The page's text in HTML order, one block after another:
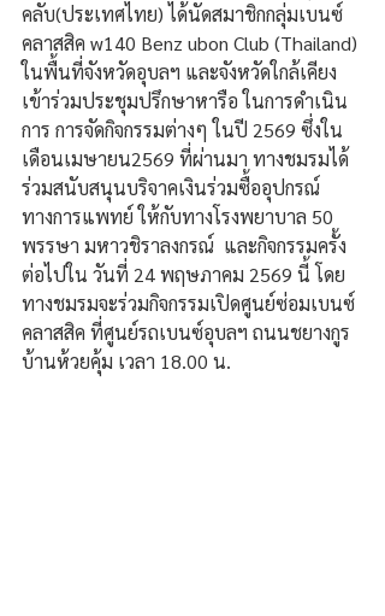
คลับ(ประเทศไทย) ได้นัดสมาชิกกลุ่มเบนซ์
คลาสสิค w140 Benz ubon Club (Thailand)
ในพื้นที่จังหวัดอุบลฯ และจังหวัดใกล้เคียง
เข้าร่วมประชุมปรึกษาหารือ ในการดำเนิน
การ การจัดกิจกรรมต่างๆ ในปี 2569 ซึ่งใน
เดือนเมษายน2569 ที่ผ่านมา ทางชมรมได้
ร่วมสนับสนุนบริจาคเงินร่วมซื้ออุปกรณ์
ทางการแพทย์ ให้กับทางโรงพยาบาล 50
พรรษา มหาวชิราลงกรณ์  และกิจกรรมครั้ง
ต่อไปใน วันที่ 24 พฤษภาคม 2569 นี้ โดย
ทางชมรมจะร่วมกิจกรรมเปิดศูนย์ซ่อมเบนซ์
คลาสสิค ที่ศูนย์รถเบนซ์อุบลฯ ถนนชยางกูร
บ้านห้วยคุ้ม เวลา 18.00 น.